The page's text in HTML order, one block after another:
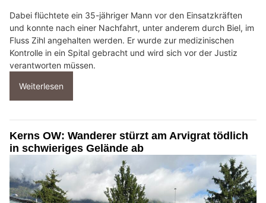
Dabei flüchtete ein 35-jähriger Mann vor den Einsatzkräften
und konnte nach einer Nachfahrt, unter anderem durch Biel, im
Fluss Zihl angehalten werden. Er wurde zur medizinischen
Kontrolle in ein Spital gebracht und wird sich vor der Justiz
verantworten müssen.
Weiterlesen
Kerns OW: Wanderer stürzt am Arvigrat tödlich
in schwieriges Gelände ab